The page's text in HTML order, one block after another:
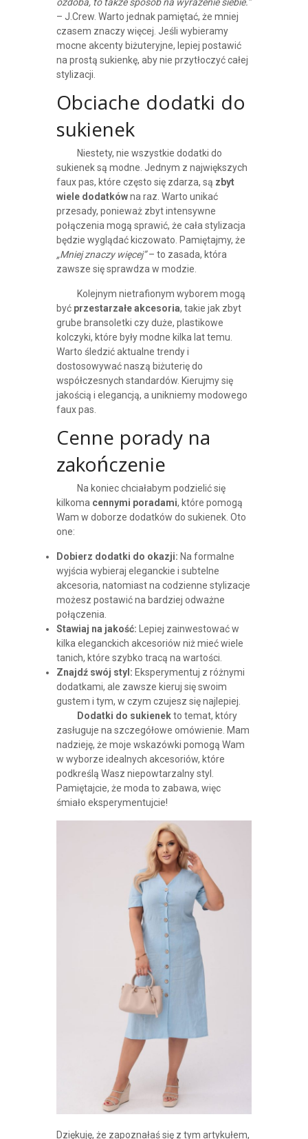
ozdoba, to także sposób na wyrażenie siebie.”
– J.Crew. Warto jednak pamiętać, że mniej
czasem znaczy więcej. Jeśli wybieramy
mocne akcenty biżuteryjne, lepiej postawić
na prostą sukienkę, aby nie przytłoczyć całej
stylizacji.
Obciache dodatki do
sukienek
Niestety, nie wszystkie dodatki do
sukienek są modne. Jednym z największych
faux pas, które często się zdarza, są zbyt
wiele dodatkówna raz. Warto unikać
przesady, ponieważ zbyt intensywne
połączenia mogą sprawić, że cała stylizacja
będzie wyglądać kiczowato. Pamiętajmy, że
„Mniej znaczy więcej”– to zasada, która
zawsze się sprawdza w modzie.
Kolejnym nietrafionym wyborem mogą
być przestarzałe akcesoria, takie jak zbyt
grube bransoletki czy duże, plastikowe
kolczyki, które były modne kilka lat temu.
Warto śledzić aktualne trendy i
dostosowywać naszą biżuterię do
współczesnych standardów. Kierujmy się
jakością i elegancją, a unikniemy modowego
faux pas.
Cenne porady na
zakończenie
Na koniec chciałabym podzielić się
kilkoma cennymi poradami, które pomogą
Wam w doborze dodatków do sukienek. Oto
one:
Dobierz dodatki do okazji: Na formalne
wyjścia wybieraj eleganckie i subtelne
akcesoria, natomiast na codzienne stylizacje
możesz postawić na bardziej odważne
połączenia.
Stawiaj na jakość: Lepiej zainwestować w
kilka eleganckich akcesoriów niż mieć wiele
tanich, które szybko tracą na wartości.
Znajdź swój styl: Eksperymentuj z różnymi
dodatkami, ale zawsze kieruj się swoim
gustem i tym, w czym czujesz się najlepiej.
Dodatki do sukienekto temat, który
zasługuje na szczegółowe omówienie. Mam
nadzieję, że moje wskazówki pomogą Wam
w wyborze idealnych akcesoriów, które
podkreślą Wasz niepowtarzalny styl.
Pamiętajcie, że moda to zabawa, więc
śmiało eksperymentujcie!
Dziękuję, że zapoznałaś się z tym artykułem,